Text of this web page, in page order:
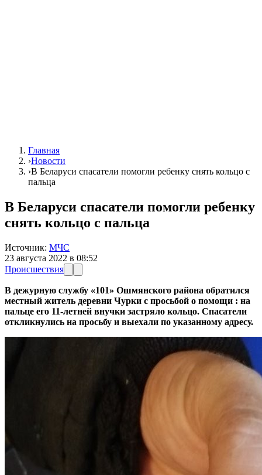
Главная
›Новости
›В Беларуси спасатели помогли ребенку снять кольцо с
пальца
В Беларуси спасатели помогли ребенку
снять кольцо с пальца
Источник: МЧС
23 августа 2022 в 08:52
Происшествия
В дежурную службу «101» Ошмянского района обратился
местный житель деревни Чурки с просьбой о помощи : на
пальце его 11-летней внучки застряло кольцо. Спасатели
откликнулись на просьбу и выехали по указанному адресу.